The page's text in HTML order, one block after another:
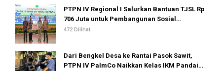
PTPN IV Regional I Salurkan Bantuan TJSL Rp
706 Juta untuk Pembangunan Sosial
Berkelanjutan
472 Dilihat
Dari Bengkel Desa ke Rantai Pasok Sawit,
PTPN IV PalmCo Naikkan Kelas IKM Pandai